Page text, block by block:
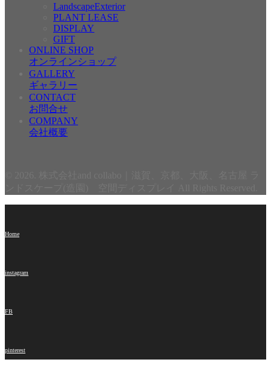
LandscapeExterior
PLANT LEASE
DISPLAY
GIFT
ONLINE SHOP
オンラインショップ
GALLERY
ギャラリー
CONTACT
お問合せ
COMPANY
会社概要
Home
instagram
FB
pinterest